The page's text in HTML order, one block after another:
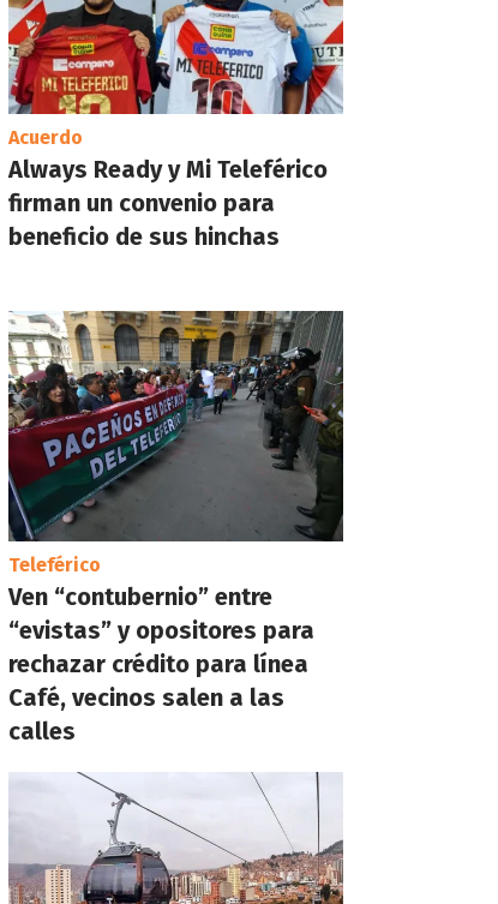
Acuerdo
Always Ready y Mi Teleférico
firman un convenio para
beneficio de sus hinchas
Teleférico
Ven “contubernio” entre
“evistas” y opositores para
rechazar crédito para línea
Café, vecinos salen a las
calles